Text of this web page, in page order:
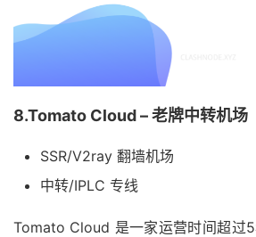
8.Tomato Cloud – 老牌中转机场
SSR/V2ray 翻墙机场
中转/IPLC 专线
Tomato Cloud 是一家运营时间超过